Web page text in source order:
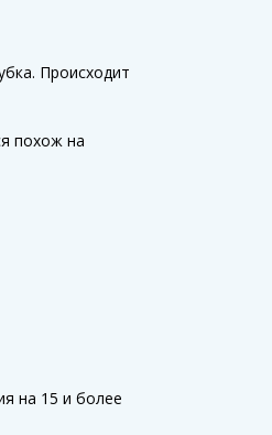
Происходит
похож на
на 15 и более